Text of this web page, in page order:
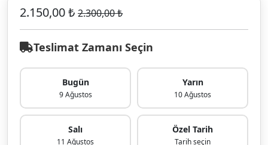
2.150,00 ₺ 2.300,00 ₺
Teslimat Zamanı Seçin
Bugün
9 Ağustos
Yarın
10 Ağustos
Salı
11 Ağustos
Özel Tarih
Tarih seçin